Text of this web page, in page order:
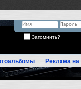
Запомнить?
Реклама на